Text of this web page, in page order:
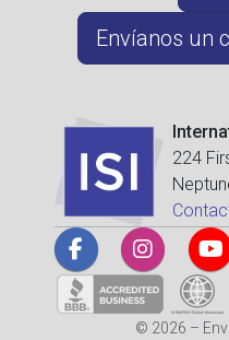
Envíanos un
224
© 2026 –